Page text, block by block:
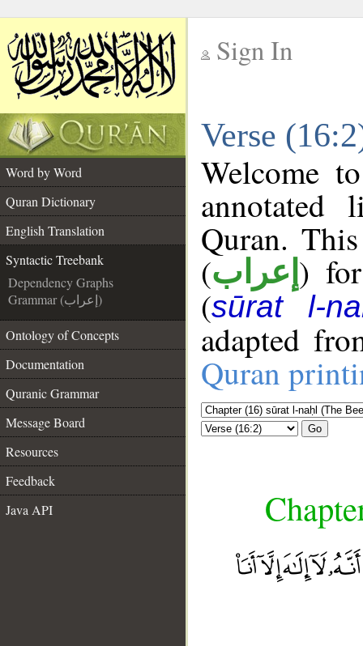
Sign In
Verse
Word by Word
Quran Dictionary
English Translation
Syntactic Treebank
Dependency Graphs
Grammar (إعراب)
Ontology of Concepts
Documentation
Quranic Grammar
Message Board
Resources
Feedback
Java API
Welcome
annotated
Quran.
(إعراب )
(sūrat l-
adapted
Quran
Go